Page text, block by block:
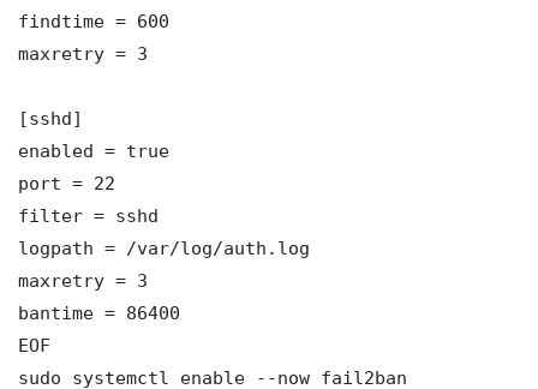
findtime = 600
maxretry = 3
[sshd]
enabled = true
port = 22
filter = sshd
logpath = /var/log/auth.log
maxretry = 3
bantime = 86400
EOF
sudo systemctl enable --now fail2ban